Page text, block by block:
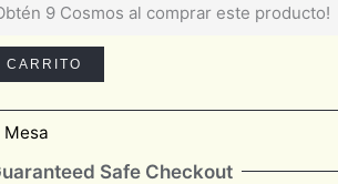
9 Cosmos al comprar este producto!
CARRITO
Safe Checkout